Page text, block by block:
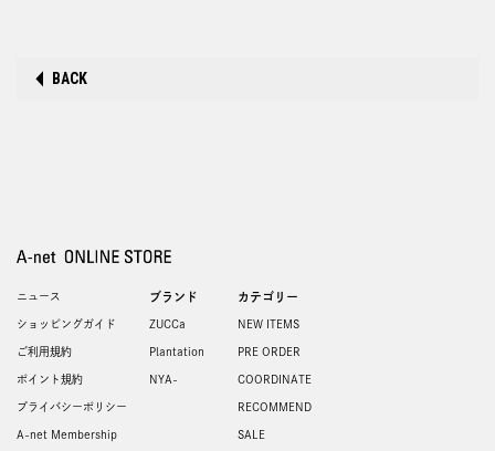
BACK
ニュース
ショッピングガイド
ご利用規約
ポイント規約
プライバシーポリシー
A-net Membership
ブランド
ZUCCa
Plantation
NYA-
カテゴリー
NEW ITEMS
PRE ORDER
COORDINATE
RECOMMEND
SALE